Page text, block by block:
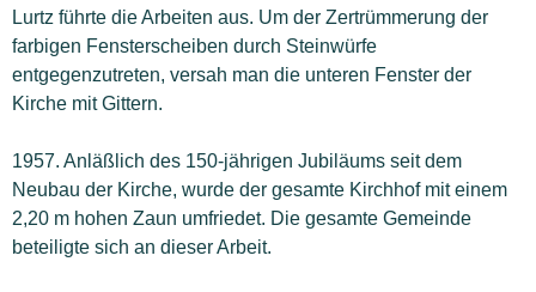
Lurtz führte die Arbeiten aus. Um der Zertrümmerung der
farbigen Fensterscheiben durch Steinwürfe
entgegenzutreten, versah man die unteren Fenster der
Kirche mit Gittern.
1957. Anläßlich des 150-jährigen Jubiläums seit dem
Neubau der Kirche, wurde der gesamte Kirchhof mit einem
2,20 m hohen Zaun umfriedet. Die gesamte Gemeinde
beteiligte sich an dieser Arbeit.